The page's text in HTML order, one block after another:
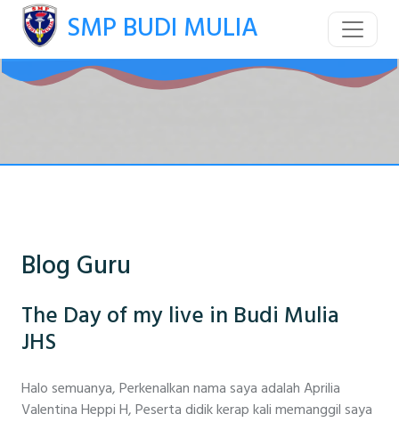
SMP BUDI MULIA
Blog Guru
The Day of my live in Budi Mulia
JHS
Halo semuanya, Perkenalkan nama saya adalah Aprilia
Valentina Heppi H, Peserta didik kerap kali memanggil saya